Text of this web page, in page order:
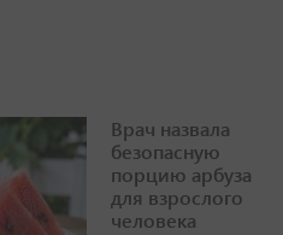
Врач назвала
безопасную
порцию арбуза
для взрослого
человека